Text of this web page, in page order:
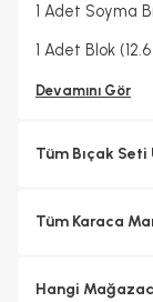
1 Adet Soyma
1 Adet Blok
Devamını Gör
Tüm Bıçak
Tüm Karaca
Hangi